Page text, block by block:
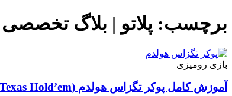
برچسب: پلاتو | بلاگ
بازی رومیزی
آموزش کامل پوکر تگزاس هولدم (Texas Hold’em) | قوانین، ترتیب کارت‌ها و نحوه بازی برای مبتدی‌ها